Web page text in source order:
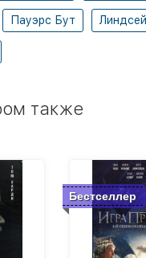
Пауэрс Бут
также
Бестселлер